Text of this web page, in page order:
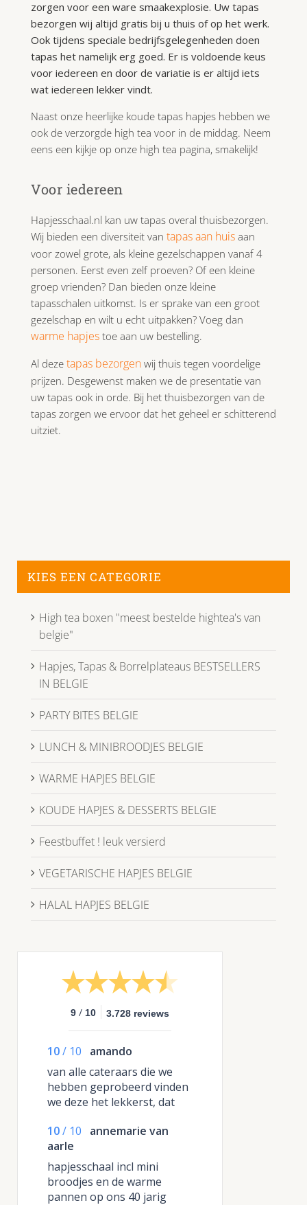
zorgen voor een ware smaakexplosie. Uw tapas
bezorgen wij altijd gratis bij u thuis of op het werk.
Ook tijdens speciale bedrijfsgelegenheden doen
tapas het namelijk erg goed. Er is voldoende keus
voor iedereen en door de variatie is er altijd iets
wat iedereen lekker vindt.
Naast onze heerlijke koude tapas hapjes hebben we
ook de verzorgde high tea voor in de middag. Neem
eens een kijkje op onze high tea pagina, smakelijk!
Voor iedereen
Hapjesschaal.nl kan uw tapas overal thuisbezorgen.
Wij bieden een diversiteit van tapas aan huis aan
voor zowel grote, als kleine gezelschappen vanaf 4
personen. Eerst even zelf proeven? Of een kleine
groep vrienden? Dan bieden onze kleine
tapasschalen uitkomst. Is er sprake van een groot
gezelschap en wilt u echt uitpakken? Voeg dan
warme hapjes toe aan uw bestelling.
Al deze tapas bezorgen wij thuis tegen voordelige
prijzen. Desgewenst maken we de presentatie van
uw tapas ook in orde. Bij het thuisbezorgen van de
tapas zorgen we ervoor dat het geheel er schitterend
uitziet.
KIES EEN CATEGORIE
High tea boxen "meest bestelde hightea's van
belgie"
Hapjes, Tapas & Borrelplateaus BESTSELLERS
IN BELGIE
PARTY BITES BELGIE
LUNCH & MINIBROODJES BELGIE
WARME HAPJES BELGIE
KOUDE HAPJES & DESSERTS BELGIE
Feestbuffet ! leuk versierd
VEGETARISCHE HAPJES BELGIE
HALAL HAPJES BELGIE
9 / 10 3.728 reviews
10/ 10
amando
van alle cateraars die we
hebben geprobeerd vinden
we deze het lekkerst, dat
smaken, die zijn anders en
gewoon heel erg lekker
gekruid.
10/ 10
annemarie van
aarle
hapjesschaal incl mini
broodjes en de warme
pannen op ons 40 jarig